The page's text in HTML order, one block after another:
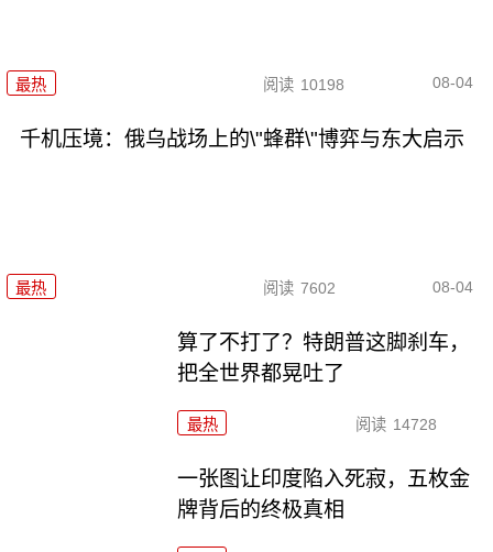
最热 阅读 10198 08-04
千机压境：俄乌战场上的\"蜂群\"博弈与东大启示
最热 阅读 7602 08-04
算了不打了？特朗普这脚刹车，
把全世界都晃吐了
最热 阅读 14728
一张图让印度陷入死寂，五枚金
牌背后的终极真相